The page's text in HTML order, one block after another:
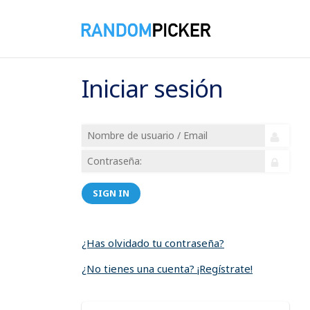
Iniciar sesión
SIGN IN
¿Has olvidado tu contraseña?
¿No tienes una cuenta? ¡Regístrate!